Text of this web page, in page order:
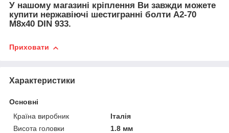
У нашому магазині кріплення Ви завжди можете
купити нержавіючі шестигранні болти А2-70
М8х40 DIN 933.
Приховати
Характеристики
Основні
Країна виробник
Італія
Висота головки
1.8 мм